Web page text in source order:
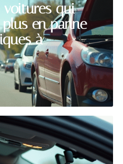
qui
en panne
à